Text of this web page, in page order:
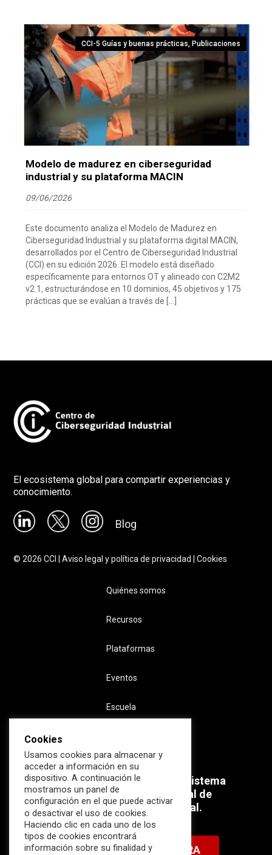
CCI-5 Guías y buenas prácticas, Publicaciones
Modelo de madurez en ciberseguridad
industrial y su plataforma MACIN
09/06/2026
Este documento analiza el Modelo de Madurez en
Ciberseguridad Industrial y su plataforma digital MACIN,
desarrollados por el Centro de Ciberseguridad Industrial
(CCI) en su edición 2026. El modelo está diseñado
específicamente para entornos OT y alineado con C2M2
v2.1, estructurándose en 10 dominios, 45 objetivos y 175
prácticas que se evalúan a través de […]
El ecosistema global para compartir experiencias y
conocimiento.
Blog
©2026 CCI |Aviso legal y política de privacidad |Cookies
Quiénes somos
Recursos
Plataformas
Eventos
Escuela
Súmate ahora al mayor Ecosistema
profesional e internacional de
Ciberseguridad Industrial.
HAZTE MIEMBRO AHORA
Cookies
Usamos cookies para almacenar y
acceder a información en su
dispositivo. A continuación le
mostramos un panel de
configuración en el que puede activar
o desactivar el uso de cookies.
Haciendo clic en cada uno de los
tipos de cookies encontrará
información sobre su finalidad y